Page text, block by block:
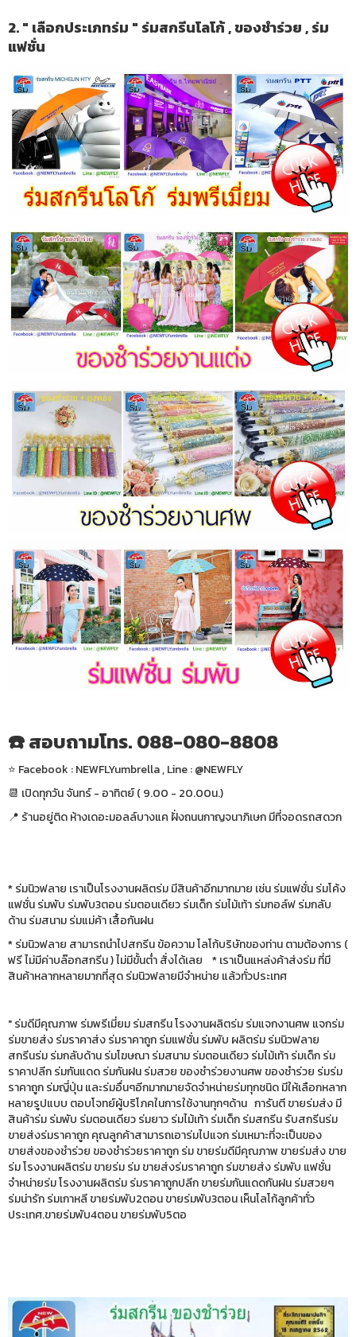
2. " เลือกประเภทร่ม " ร่มสกรีนโลโก้ , ของชำร่วย , ร่ม
แฟชั่น
☎️ สอบถามโทร. 088-080-8808
⭐️ Facebook : NEWFLYumbrella , Line : @NEWFLY
📆 เปิดทุกวัน จันทร์ - อาทิตย์ ( 9.00 - 20.00น.)
📍 ร้านอยู่ติด ห้างเดอะมอลล์บางแค ฝั่งถนนกาญจนาภิเษก มีที่จอดรถสดวก
* ร่มนิวฟลาย เราเป็นโรงงานผลิตร่ม มีสินค้าอีกมากมาย เช่น ร่มแฟชั่น ร่มโค้ง
แฟชั่น ร่มพับ ร่มพับ3ตอน ร่มตอนเดียว ร่มเด็ก ร่มไม้เท้า ร่มกอล์ฟ ร่มกลับ
ด้าน ร่มสนาม ร่มแม่ค้า เสื้อกันฝน
* ร่มนิวฟลาย สามารถนำไปสกรีน ข้อความ โลโก้บริษัทของท่าน ตามต้องการ (
ฟรี ไม่มีค่าบล๊อกสกรีน ) ไม่มีขั้นต่ำ สั่งได้เลย * เราเป็นแหล่งค้าส่งร่ม ที่มี
สินค้าหลากหลายมากที่สุด ร่มนิวฟลายมีจำหน่าย แล้วทั่วประเทศ
" ร่มดีมีคุณภาพ ร่มพรีเมี่ยม ร่มสกรีน โรงงานผลิตร่ม ร่มแจกงานศพ แจกร่ม
ร่มขายส่ง ร่มราคาส่ง ร่มราคาถูก ร่มแฟชั่น ร่มพับ ผลิตร่ม ร่มนิวฟลาย
สกรีนร่ม ร่มกลับด้าน ร่มโฆษณา ร่มสนาม ร่มตอนเดียว ร่มไม้เท้า ร่มเด็ก ร่ม
ราคาปลีก ร่มกันแดด ร่มกันฝน ร่มสวย ของชำร่วยงานศพ ของชำร่วย ร่มร่ม
ราคาถูก ร่มญี่ปุ่น และร่มอื่นๆอีกมากมายจัดจำหน่ายร่มทุกชนิด มีให้เลือกหลาก
หลายรูปแบบ ตอบโจทย์ผู้บริโภคในการใช้งานทุกๆด้าน การันตี ขายร่มส่ง มี
สินค้าร่ม ร่มพับ ร่มตอนเดียว ร่มยาว ร่มไม้เท้า ร่มเด็ก ร่มสกรีน รับสกรีนร่ม
ขายส่งร่มราคาถูก คุณลูกค้าสามารถเอาร่มไปแจก ร่มเหมาะที่จะเป็นของ
ขายส่งของชำร่วย ของชำร่วยราคาถูก ร่ม ขายร่มดีมีคุณภาพ ขายร่มส่ง ขาย
ร่ม โรงงานผลิตร่ม ขายร่ม ร่ม ขายส่งร่มราคาถูก ร่มขายส่ง ร่มพับ แฟชั่น
จำหน่ายร่ม โรงงานผลิตร่ม ร่มราคาถูกปลีก ขายร่มกันแดดกันฝน ร่มสวยๆ
ร่มน่ารัก ร่มเกาหลี ขายร่มพับ2ตอน ขายร่มพับ3ตอน เห็นโลโก้ลูกค้าทั่ว
ประเทศ.ขายร่มพับ4ตอน ขายร่มพับ5ตอ